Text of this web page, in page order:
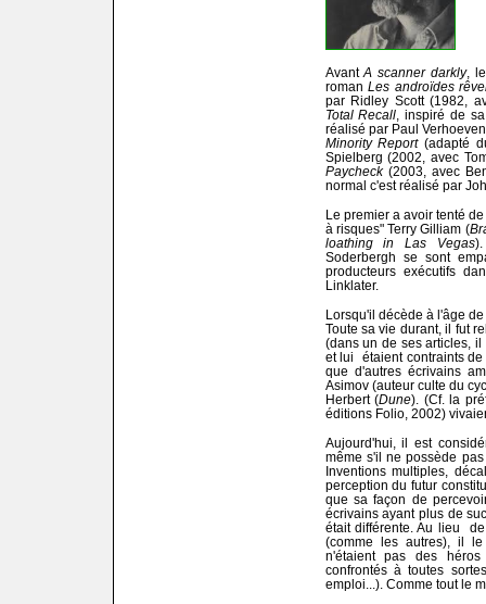
AvantA scanner darkly,
romanLes androïdes
par Ridley Scott (1982,
Total Recall , inspiré de
réalisé par Paul
Minority Report(adapté
Spielberg (2002, avec
Paycheck(2003, avec
normal c'est réalisé par
Le premier a avoir tenté
à risques" Terry Gilliam (
loathing in Las Vegas
Soderbergh se sont
producteurs exécutifs
Linklater.
Lorsqu'il décède à l'âge
Toute sa vie durant, il fut
(dans un de ses articles,
et lui étaient contraints
que d'autres écrivains
Asimov (auteur culte du
Herbert (Dune). (Cf. la
éditions Folio, 2002)
Aujourd'hui, il est
même s'il ne possède
Inventions multiples,
perception du futur
que sa façon de
écrivains ayant plus de
était différente. Au lieu
(comme les autres), il
n'étaient pas des
confrontés à toutes
emploi...). Comme tout le